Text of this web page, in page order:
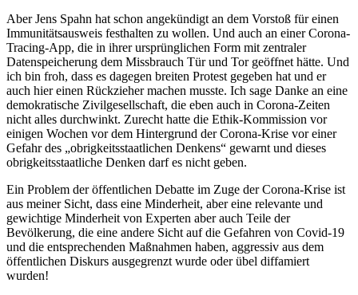
Aber Jens Spahn hat schon angekündigt an dem Vorstoß für einen
Immunitätsausweis festhalten zu wollen. Und auch an einer Corona-
Tracing-App, die in ihrer ursprünglichen Form mit zentraler
Datenspeicherung dem Missbrauch Tür und Tor geöffnet hätte. Und
ich bin froh, dass es dagegen breiten Protest gegeben hat und er
auch hier einen Rückzieher machen musste. Ich sage Danke an eine
demokratische Zivilgesellschaft, die eben auch in Corona-Zeiten
nicht alles durchwinkt. Zurecht hatte die Ethik-Kommission vor
einigen Wochen vor dem Hintergrund der Corona-Krise vor einer
Gefahr des „obrigkeitsstaatlichen Denkens“ gewarnt und dieses
obrigkeitsstaatliche Denken darf es nicht geben.
Ein Problem der öffentlichen Debatte im Zuge der Corona-Krise ist
aus meiner Sicht, dass eine Minderheit, aber eine relevante und
gewichtige Minderheit von Experten aber auch Teile der
Bevölkerung, die eine andere Sicht auf die Gefahren von Covid-19
und die entsprechenden Maßnahmen haben, aggressiv aus dem
öffentlichen Diskurs ausgegrenzt wurde oder übel diffamiert
wurden!